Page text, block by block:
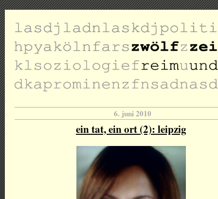
6. juni 2010
ein tat, ein ort (2): leipzig